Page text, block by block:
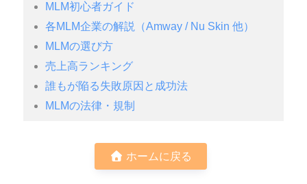
MLM初心者ガイド
各MLM企業の解説（Amway / Nu Skin 他）
MLMの選び方
売上高ランキング
誰もが陥る失敗原因と成功法
MLMの法律・規制
ホームに戻る